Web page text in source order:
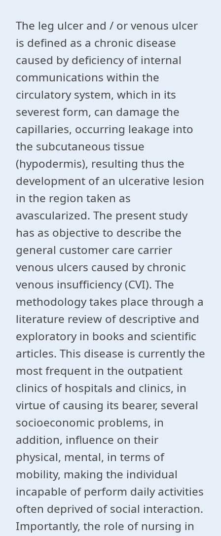
The leg ulcer and / or venous ulcer
is defined as a chronic disease
caused by deficiency of internal
communications within the
circulatory system, which in its
severest form, can damage the
capillaries, occurring leakage into
the subcutaneous tissue
(hypodermis), resulting thus the
development of an ulcerative lesion
in the region taken as
avascularized. The present study
has as objective to describe the
general customer care carrier
venous ulcers caused by chronic
venous insufficiency (CVI). The
methodology takes place through a
literature review of descriptive and
exploratory in books and scientific
articles. This disease is currently the
most frequent in the outpatient
clinics of hospitals and clinics, in
virtue of causing its bearer, several
socioeconomic problems, in
addition, influence on their
physical, mental, in terms of
mobility, making the individual
incapable of perform daily activities
often deprived of social interaction.
Importantly, the role of nursing in